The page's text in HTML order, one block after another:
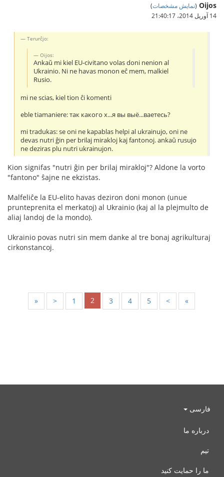
Oijos
(نمایش مشخصات)
14 آوریل 2014،‏ 21:40:17
Terurĉjo:
Oijos:
Ankaŭ mi kiel EU-civitano volas doni nenion al
Ukrainio. Ni ne havas monon eĉ mem, malkiel
Rusio.
mi ne scias, kiel tion ĉi komenti
eble tiamaniere: так какого х...я вы выё...ваетесь?
mi tradukas: se oni ne kapablas helpi al ukrainujo, oni ne
devas nutri ĝin per brilaj mirakloj kaj fantonoj. ankaŭ rusujo
ne deziras plu nutri ukrainujon.
Kion signifas "nutri ĝin per brilaj mirakloj"? Aldone la vorto
"fantono" ŝajne ne ekzistas.
Malfeliĉe la EU-elito havas deziron doni monon (unue
prunteprenita el merkatoj) al Ukrainio (kaj al la plejmulto de
aliaj landoj de la mondo).
Ukrainio povas nutri sin mem danke al tre bonaj agrikulturaj
cirkonstancoj.
« < 1 2 3 4 5 > »
فارسی
درباره ما
تیم
ما را حمایت کنید